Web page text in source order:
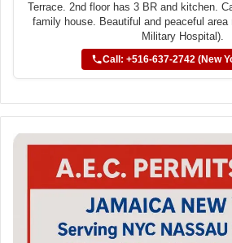
Terrace. 2nd floor has 3 BR and kitchen.
family house. Beautiful and peaceful area
Military Hospital).
Call: +516-637-2742 (New